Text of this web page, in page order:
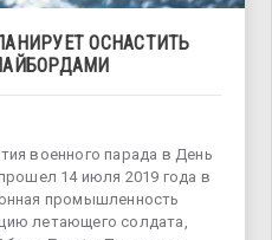
ОСНАСТИТЬ
военного парада в День
14 июля 2019 года в
промышленность
летающего солдата,